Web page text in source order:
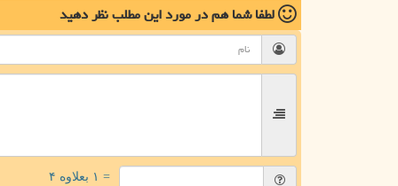
لطفا شما همدر مورد این مطلبنظر دهید
= ۱ بعلاوه ۴